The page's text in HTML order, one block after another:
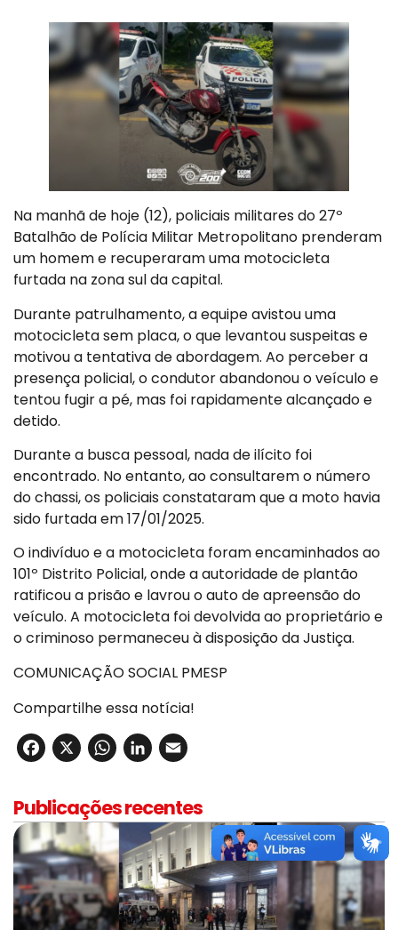
Na manhã de hoje (12), policiais militares do 27º
Batalhão de Polícia Militar Metropolitano prenderam
um homem e recuperaram uma motocicleta
furtada na zona sul da capital.
Durante patrulhamento, a equipe avistou uma
motocicleta sem placa, o que levantou suspeitas e
motivou a tentativa de abordagem. Ao perceber a
presença policial, o condutor abandonou o veículo e
tentou fugir a pé, mas foi rapidamente alcançado e
detido.
Durante a busca pessoal, nada de ilícito foi
encontrado. No entanto, ao consultarem o número
do chassi, os policiais constataram que a moto havia
sido furtada em 17/01/2025.
O indivíduo e a motocicleta foram encaminhados ao
101º Distrito Policial, onde a autoridade de plantão
ratificou a prisão e lavrou o auto de apreensão do
veículo. A motocicleta foi devolvida ao proprietário e
o criminoso permaneceu à disposição da Justiça.
COMUNICAÇÃO SOCIAL PMESP
Compartilhe essa notícia!
Facebook
X WhatsApp
LinkedIn
Publicações recentes